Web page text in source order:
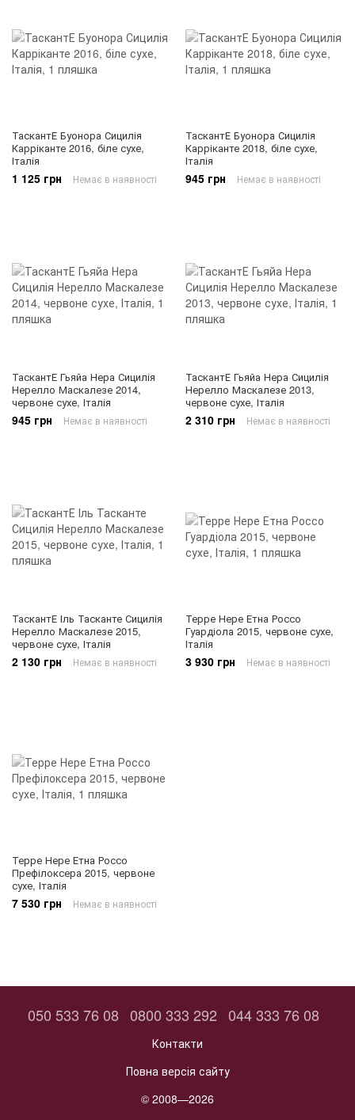
ТаскантЕ Буонора Сицилія
Карріканте 2016, біле сухе,
Італія
1 125 грн Немає в наявності
ТаскантЕ Буонора Сицилія
Карріканте 2018, біле сухе,
Італія
945 грн Немає в наявності
ТаскантЕ Гьяйа Нера Сицилія
Нерелло Маскалезе 2014,
червоне сухе, Італія
945 грн Немає в наявності
ТаскантЕ Гьяйа Нера Сицилія
Нерелло Маскалезе 2013,
червоне сухе, Італія
2 310 грн Немає в наявності
ТаскантЕ Іль Тасканте Сицилія
Нерелло Маскалезе 2015,
червоне сухе, Італія
2 130 грн Немає в наявності
Терре Нере Етна Россо
Гуардіола 2015, червоне сухе,
Італія
3 930 грн Немає в наявності
Терре Нере Етна Россо
Префілоксера 2015, червоне
сухе, Італія
7 530 грн Немає в наявності
050 533 76 08 0800 333 292 044 333 76 08
Контакти
Повна версія сайту
© 2008—2026